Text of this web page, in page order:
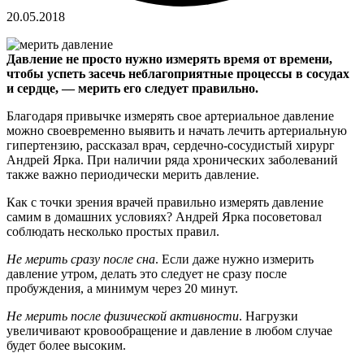
20.05.2018
Давление не просто нужно измерять время от времени,
чтобы успеть засечь неблагоприятные процессы в сосудах
и сердце, — мерить его следует правильно.
Благодаря привычке измерять свое артериальное давление
можно своевременно выявить и начать лечить артериальную
гипертензию, рассказал врач, сердечно-сосудистый хирург
Андрей Ярка. При наличии ряда хронических заболеваний
также важно периодически мерить давление.
Как с точки зрения врачей правильно измерять давление
самим в домашних условиях? Андрей Ярка посоветовал
соблюдать несколько простых правил.
Не мерить сразу после сна. Если даже нужно измерить
давление утром, делать это следует не сразу после
пробуждения, а минимум через 20 минут.
Не мерить после физической активности. Нагрузки
увеличивают кровообращение и давление в любом случае
будет более высоким.